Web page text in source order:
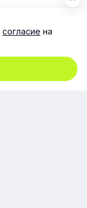
согласие на